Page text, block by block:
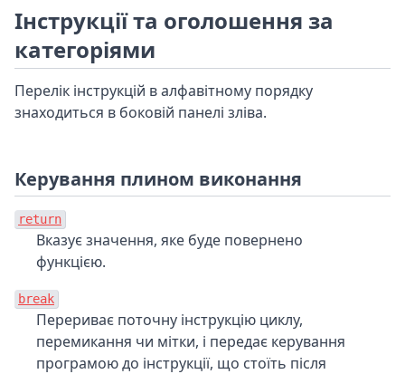
Інструкції та оголошення за
категоріями
Перелік інструкцій в алфавітному порядку
знаходиться в боковій панелі зліва.
Керування плином виконання
return
Вказує значення, яке буде повернено
функцією.
break
Перериває поточну інструкцію циклу,
перемикання чи мітки, і передає керування
програмою до інструкції, що стоїть після